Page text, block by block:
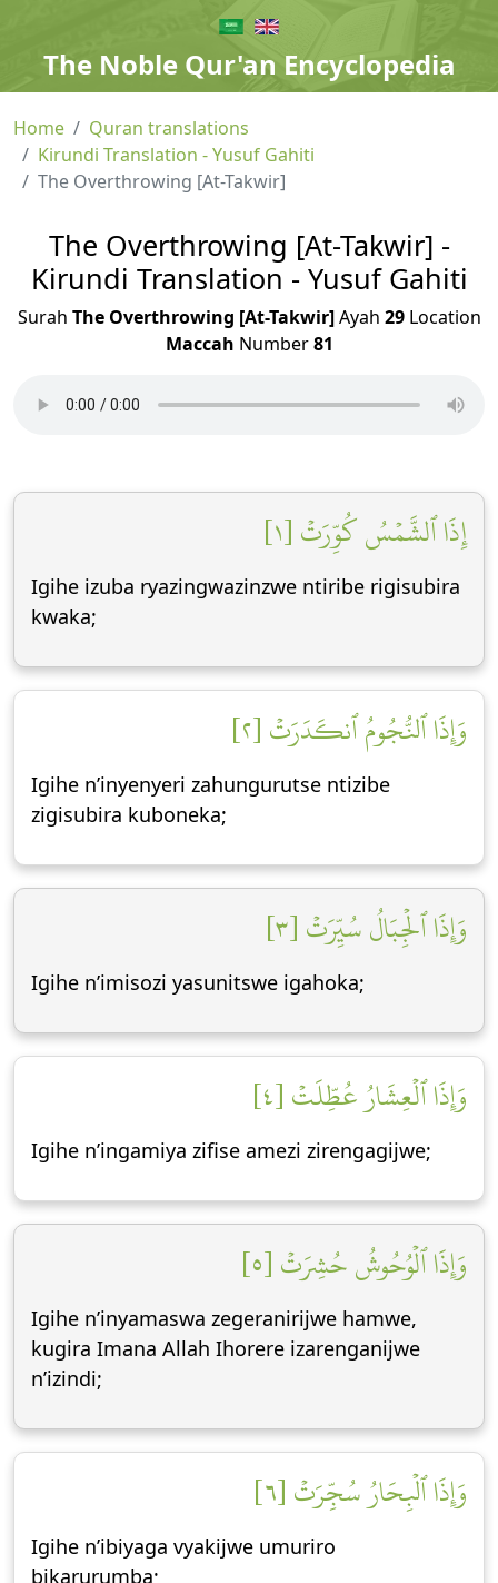
The Noble Qur'an Encyclopedia
Home
Quran translations
Kirundi Translation - Yusuf Gahiti
The Overthrowing [At-Takwir]
The Overthrowing [At-Takwir] -
Kirundi Translation - Yusuf Gahiti
Surah The Overthrowing [At-Takwir]Ayah 29Location
Maccah Number81
إِذَا ٱلشَّمۡسُ كُوِّرَتۡ [١]
Igihe izuba ryazingwazinzwe ntiribe rigisubira
kwaka;
وَإِذَا ٱلنُّجُومُ ٱنكَدَرَتۡ [٢]
Igihe n’inyenyeri zahungurutse ntizibe
zigisubira kuboneka;
وَإِذَا ٱلۡجِبَالُ سُيِّرَتۡ [٣]
Igihe n’imisozi yasunitswe igahoka;
وَإِذَا ٱلۡعِشَارُ عُطِّلَتۡ [٤]
Igihe n’ingamiya zifise amezi zirengagijwe;
وَإِذَا ٱلۡوُحُوشُ حُشِرَتۡ [٥]
Igihe n’inyamaswa zegeranirijwe hamwe,
kugira Imana Allah Ihorere izarenganijwe
n’izindi;
وَإِذَا ٱلۡبِحَارُ سُجِّرَتۡ [٦]
Igihe n’ibiyaga vyakijwe umuriro
bikarurumba;